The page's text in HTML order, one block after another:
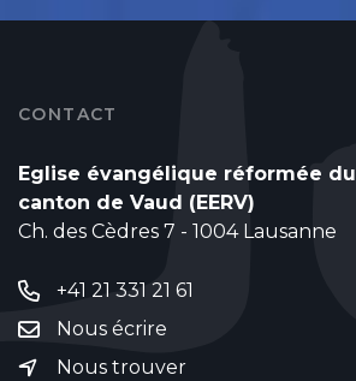
CONTACT
Eglise évangélique réformée du
canton de Vaud (EERV)
Ch. des Cèdres 7 - 1004 Lausanne
+41 21 331 21 61
Nous écrire
Nous trouver